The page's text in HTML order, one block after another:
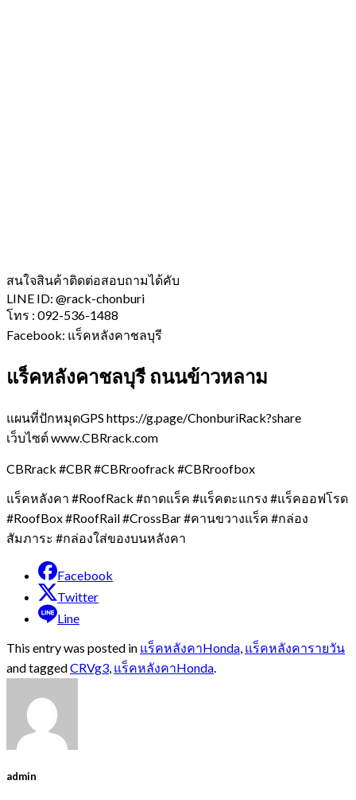
สนใจสินค้าติดต่อสอบถามได้คับ
LINE ID: @rack-chonburi
โทร : 092-536-1488
Facebook: แร็คหลังคาชลบุรี
แร็คหลังคาชลบุรี ถนนข้าวหลาม
แผนที่ปักหมุดGPS https://g.page/ChonburiRack?share
เว็บไซต์ www.CBRrack.com
CBRrack #CBR #CBRroofrack #CBRroofbox
แร็คหลังคา #RoofRack #ถาดแร็ค #แร็คตะแกรง #แร็คออฟโรด
#RoofBox #RoofRail #CrossBar #คานขวางแร็ค #กล่อง
สัมภาระ #กล่องใส่ของบนหลังคา
Facebook
Twitter
Line
This entry was posted in แร็คหลังคาHonda แร็คหลังคารายวัน
and taggedCRVg3 แร็คหลังคาHonda
admin